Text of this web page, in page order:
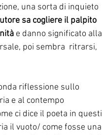
una sorta di inquieto
sa cogliere il palpito
e danno significato alla
poi sembra  ritrarsi,
riflessione sullo
e al contempo
ci dice il poeta in questi
il vuoto/ come fosse una